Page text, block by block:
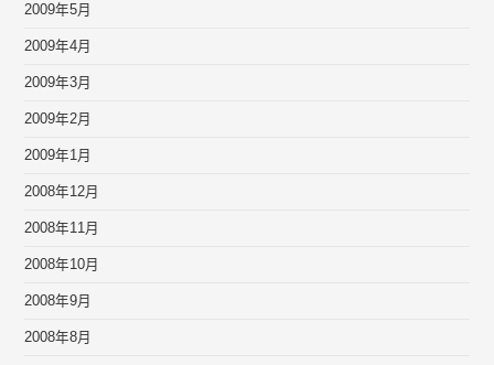
2009年5月
2009年4月
2009年3月
2009年2月
2009年1月
2008年12月
2008年11月
2008年10月
2008年9月
2008年8月